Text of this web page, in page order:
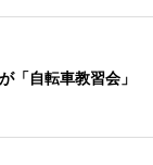
「自転車教習会」